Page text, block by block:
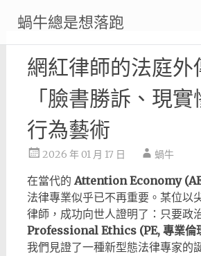
content
蝸牛總是想落跑
網紅律師的法庭外
「臉書勝訴、現
行為藝術
2026 年 01 月 17 日 蝸牛
在當代的 Attention Economy
法律專業似乎已不再重要。某位以
律師，成功向世人證明了：只要政
Professional Ethics (PE, 專業倫
我們見證了一種新型態法律專家的